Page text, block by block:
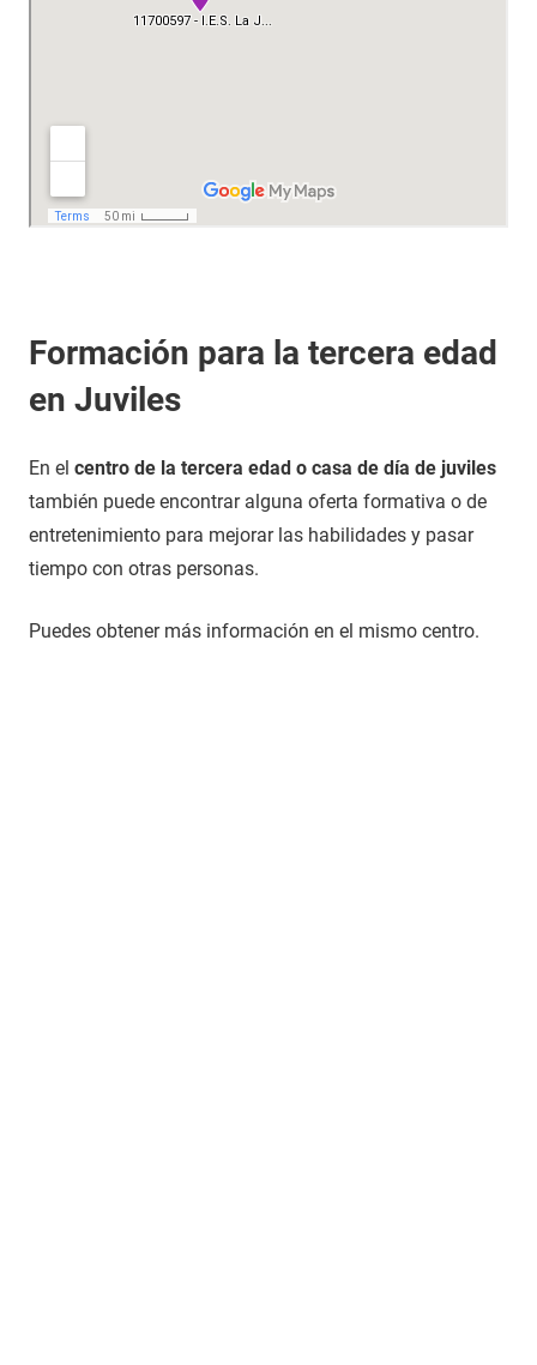
Formación para la tercera edad
en Juviles
En el centro de la tercera edad o casa de día de juviles
también puede encontrar alguna oferta formativa o de
entretenimiento para mejorar las habilidades y pasar
tiempo con otras personas.
Puedes obtener más información en el mismo centro.